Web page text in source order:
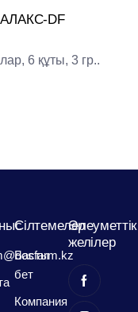
DF
6 құты, 3 гр..
Сілтемелер
Басты
бет
Компания
Әлеуметтік
желілер